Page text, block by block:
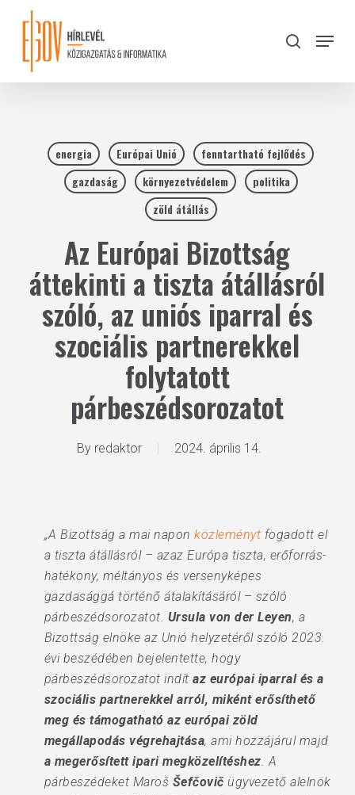
content
search
Menu
energia Európai Unió
fenntartható fejlődés
gazdaság
környezetvédelem
politika
zöld átállás
Az Európai Bizottság
áttekinti a tiszta átállásról
szóló, az uniós iparral és
szociális partnerekkel
folytatott
párbeszédsorozatot
By redaktor 2024. április 14.
„A Bizottság a mai naponközleményt fogadott el
a tiszta átállásról – azaz Európa tiszta, erőforrás-
hatékony, méltányos és versenyképes
gazdasággá történő átalakításáról – szóló
párbeszédsorozatot. Ursula von der Leyen, a
Bizottság elnöke az Unió helyzetéről szóló 2023.
évi beszédében bejelentette, hogy
párbeszédsorozatot indítaz európai iparral és a
szociális partnerekkel arról, miként erősíthető
meg és támogatható az európai zöld
megállapodás végrehajtása, ami hozzájárul majd
a megerősített ipari megközelítéshez. A
párbeszédeket Maroš Šefčovič ügyvezető alelnök
Close